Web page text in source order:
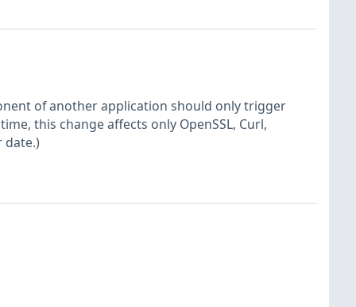
of another application should only trigger
this change affects only OpenSSL, Curl,
date.)